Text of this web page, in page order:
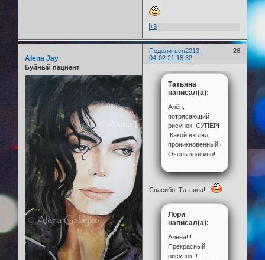
+3
Поделиться 26
2013-
04-02 21:18:32
Alena Jay
Буйный пациент
Татьяна
написал(а):
Алён,
потрясающий
рисунок! СУПЕР!
Какой взгляд
Очень красиво!
Спасибо, Татьяна!!
Лори
написал(а):
Алёна!!!
Прекрасный
рисунок!!!